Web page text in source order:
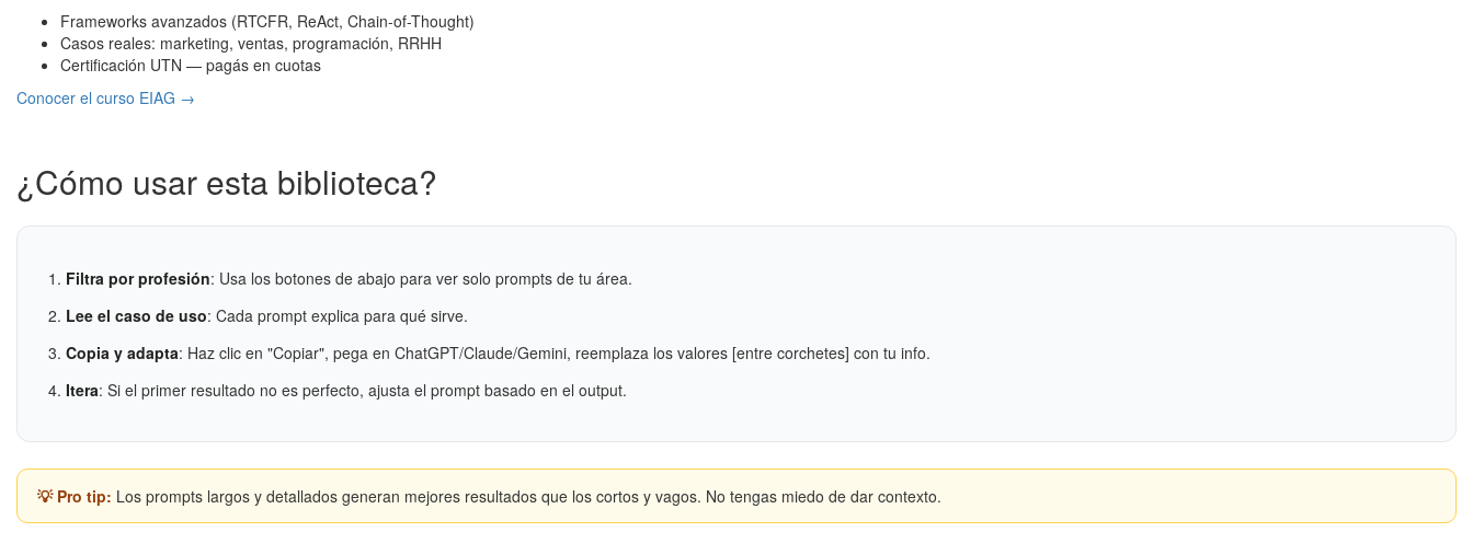
Frameworks avanzados (RTCFR, ReAct, Chain-of-Thought)
Casos reales: marketing, ventas, programación, RRHH
Certificación UTN — pagás en cuotas
Conocer el curso EIAG →
¿Cómo usar esta biblioteca?
Filtra por profesión: Usa los botones de abajo para ver solo prompts de tu área.
Lee el caso de uso: Cada prompt explica para qué sirve.
Copia y adapta: Haz clic en "Copiar", pega en ChatGPT/Claude/Gemini, reemplaza los valores [entre corchetes] con tu info.
Itera: Si el primer resultado no es perfecto, ajusta el prompt basado en el output.
💡 Pro tip: Los prompts largos y detallados generan mejores resultados que los cortos y vagos. No tengas miedo de dar contexto.